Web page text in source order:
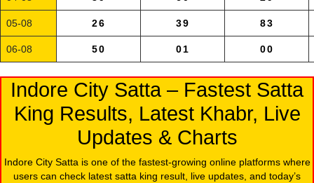
05-08 26 39 83
06-08 50 01 00
Indore City Satta – Fastest Satta
King Results, Latest Khabr, Live
Updates & Charts
Indore City Satta is one of the fastest-growing online platforms where
users can check latest satta king result, live updates, and today’s